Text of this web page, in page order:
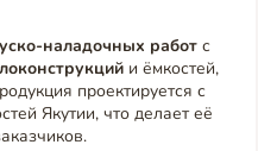
наладочных работ с
и ёмкостей,
проектируется с
Якутии, что делает её